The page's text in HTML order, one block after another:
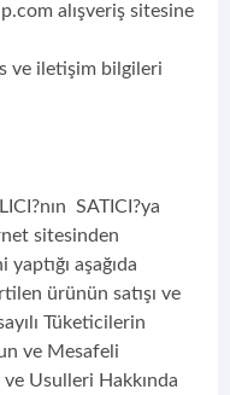
alışveriş sitesine
ve iletişim bilgileri
SATICI?ya
sitesinden
aşağıda
ürünün satışı ve
Tüketicilerin
ve Mesafeli
Usulleri Hakkında